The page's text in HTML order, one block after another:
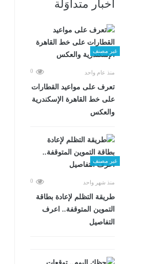
أخبار متداوَلة
غير مصنف
منذ عام واحد 0
تعرف على مواعيد القطارات
على خط القاهرة الإسكندرية
والعكس
غير مصنف
منذ شهر واحد 0
طريقة التظلم لإعادة بطاقة
التموين المتوقفة.. اعرف
التفاصيل